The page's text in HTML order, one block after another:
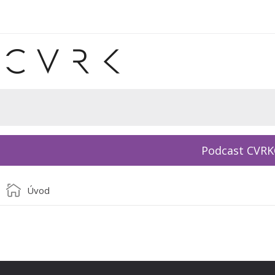
Podcast
Úvod